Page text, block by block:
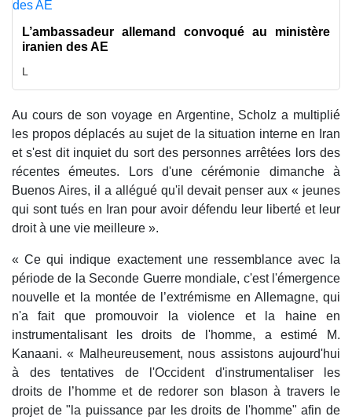
L’ambassadeur allemand convoqué au ministère
iranien des AE
L
Au cours de son voyage en Argentine, Scholz a multiplié
les propos déplacés au sujet de la situation interne en Iran
et s'est dit inquiet du sort des personnes arrêtées lors des
récentes émeutes. Lors d'une cérémonie dimanche à
Buenos Aires, il a allégué qu'il devait penser aux « jeunes
qui sont tués en Iran pour avoir défendu leur liberté et leur
droit à une vie meilleure ».
« Ce qui indique exactement une ressemblance avec la
période de la Seconde Guerre mondiale, c'est l'émergence
nouvelle et la montée de l’extrémisme en Allemagne, qui
n'a fait que promouvoir la violence et la haine en
instrumentalisant les droits de l'homme, a estimé M.
Kanaani. « Malheureusement, nous assistons aujourd'hui
à des tentatives de l'Occident d'instrumentaliser les
droits de l’homme et de redorer son blason à travers le
projet de "la puissance par les droits de l'homme" afin de